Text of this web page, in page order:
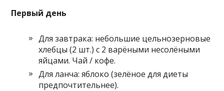
Первый день
Для завтрака: небольшие цельнозерновые
хлебцы (2 шт.) с 2 варёными несолёными
яйцами. Чай / кофе.
Для ланча: яблоко (зелёное для диеты
предпочтительнее).